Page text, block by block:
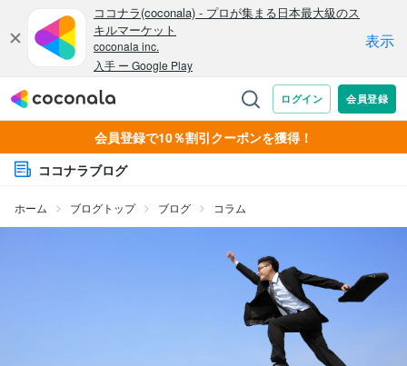
会員登録で10％割引クーポンを獲得！
ココナラブログ
ホーム ブログトップ ブログ コラム